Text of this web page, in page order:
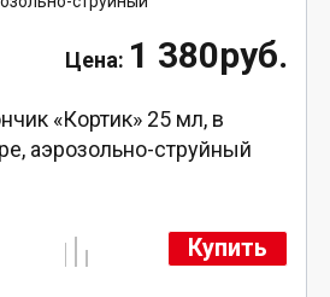
1 380руб.
«Кортик» 25 мл, в
аэрозольно-струйный
Купить